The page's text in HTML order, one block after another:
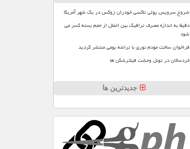
شروع سرویس پولی تاکسی خودران زوکس در یک شهر آمریکا
دقیقا به اندازه مصرف ترافیک بین الملل از حجم بسته کسر می
شود
فراخوان ساخت مودم نوری با تراشه بومی منتشر گردید
خردسالان در تونل وحشت فیلترشکن ها
جدیدترین ها